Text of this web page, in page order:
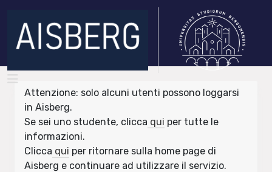
Attenzione: solo alcuni utenti possono loggarsi
in Aisberg.
Se sei uno studente, clicca qui per tutte le
informazioni.
Clicca qui per ritornare sulla home page di
Aisberg e continuare ad utilizzare il servizio.